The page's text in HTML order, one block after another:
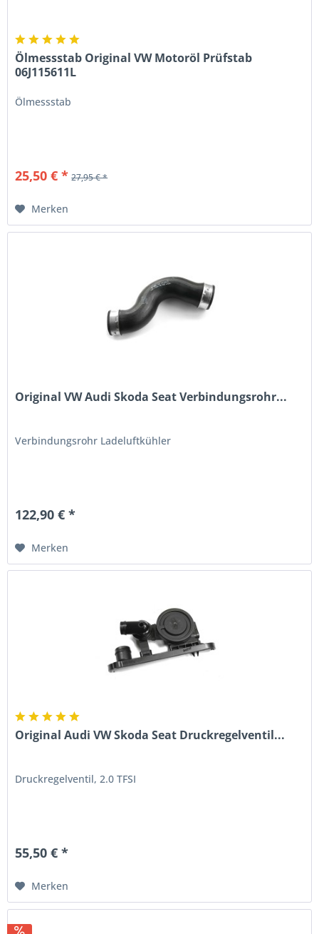
Ölmessstab Original VW Motoröl Prüfstab
06J115611L
Ölmessstab
25,50 € * 27,95 € *
Merken
Original VW Audi Skoda Seat Verbindungsrohr...
Verbindungsrohr Ladeluftkühler
122,90 € *
Merken
Original Audi VW Skoda Seat Druckregelventil...
Druckregelventil, 2.0 TFSI
55,50 € *
Merken